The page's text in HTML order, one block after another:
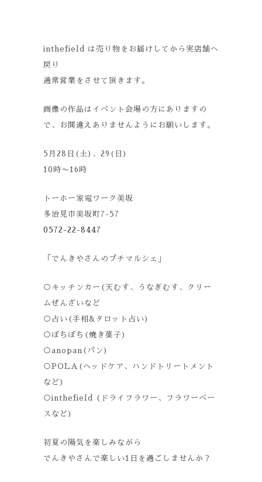
inthefield は売り物をお届けしてから実店舗へ
戻り
通常営業をさせて頂きます。
画像の作品はイベント会場の方にありますの
で、お間違えありませんようにお願いします。
5月28日(土)、29(日)
10時〜16時
トーホー家電ワーク美坂
多治見市美坂町7-57
0572-22-8447
「でんきやさんのプチマルシェ」
○キッチンカー(天むす、うなぎむす、クリー
ムぜんざいなど
○占い(手相&タロット占い)
○ぼちぼち(焼き菓子)
○anopan(パン)
○POLA(ヘッドケア、ハンドトリートメント
など)
○inthefield (ドライフラワー、フラワーベー
スなど)
初夏の陽気を楽しみながら
でんきやさんで楽しい1日を過ごしませんか？